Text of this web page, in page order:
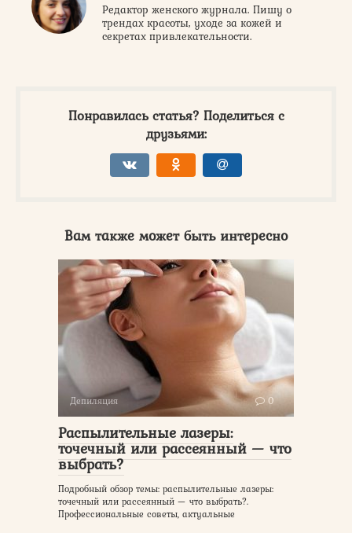
Редактор женского журнала. Пишу о
трендах красоты, уходе за кожей и
секретах привлекательности.
Понравилась статья? Поделиться с
друзьями:
Вам также может быть интересно
Депиляция 0
Распылительные лазеры:
точечный или рассеянный — что
выбрать?
Подробный обзор темы: распылительные лазеры:
точечный или рассеянный — что выбрать?.
Профессиональные советы, актуальные